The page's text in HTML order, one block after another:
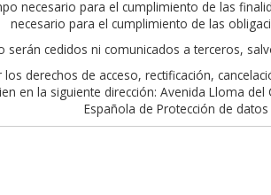
necesario para el cumplimiento de las
necesario para el cumplimiento de las
serán cedidos ni comunicados a terceros,
derechos de acceso, rectificación,
en la siguiente dirección: Avenida Lloma
Española de Protección de